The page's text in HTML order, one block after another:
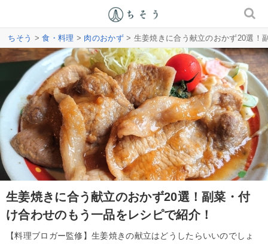
ちそう >食・料理 > 肉のおかず> 生姜焼きに合う献立のおかず20選！
生姜焼きに合う献立のおかず20選！副菜・付
け合わせのもう一品をレシピで紹介！
【料理ブロガー監修】生姜焼きの献立はどうしたらいいのでしょ